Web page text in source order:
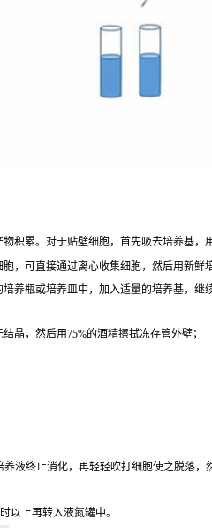
累。对于贴壁细胞，首先吸去培养基
，可直接通过离心收集细胞，然后用新鲜
养瓶或培养皿中，加入适量的培养基，继
晶，然后用75%的酒精擦拭冻存管外壁；
终止消化，再轻轻吹打细胞使之脱落，
以上再转入液氮罐中。